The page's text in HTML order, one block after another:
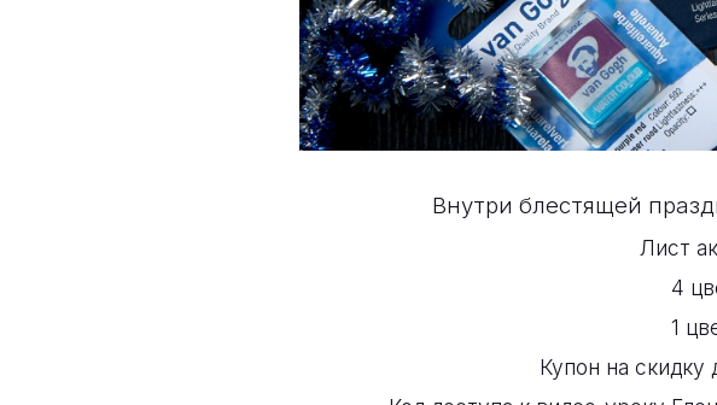
Внутри блестящей
Лист
4
1
Купон на скидку